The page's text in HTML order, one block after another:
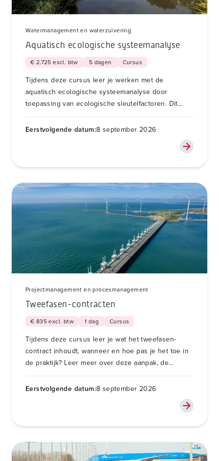
Watermanagement en waterzuivering
Aquatisch ecologische systeemanalyse
€ 2.725 excl. btw 5 dagen Cursus
Tijdens deze cursus leer je werken met de
aquatisch ecologische systeemanalyse door
toepassing van ecologische sleutelfactoren. Dit
helpt je bij invulling van het derde
Stroomgebiedbeheerplan voor de KRW.
Eerstvolgende datum:8 september 2026
Projectmanagement en procesmanagement
Tweefasen-contracten
€ 835 excl. btw 1 dag Cursus
Tijdens deze cursus leer je wat het tweefasen-
contract inhoudt, wanneer en hoe pas je het toe in
de praktijk? Leer meer over deze aanpak, de
samenwerking en nieuwe rollen voor
opdrachtgever en opdrachtnemer.
Eerstvolgende datum:8 september 2026